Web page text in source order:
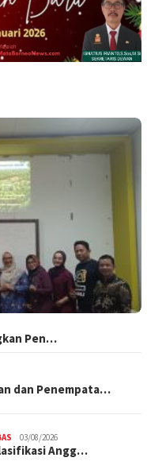
Pen…
dan Penempata…
03/08/2026
Angg…